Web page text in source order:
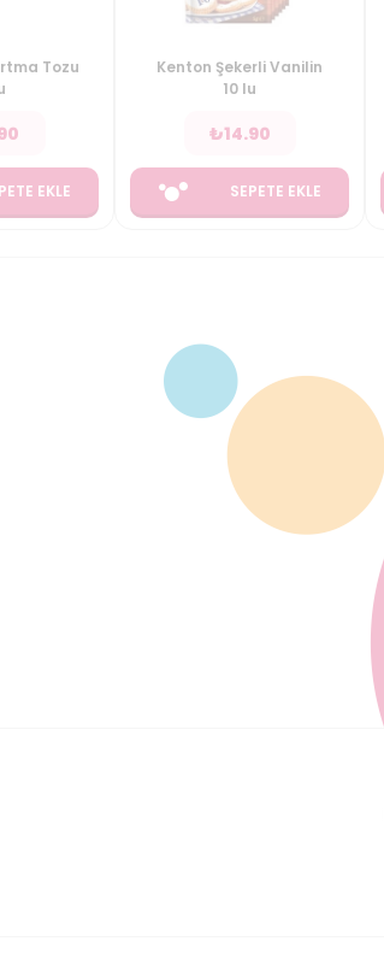
Tozu
EKLE
Kenton Şekerli Vanilin
10 lu
₺14.90
SEPETE EKLE